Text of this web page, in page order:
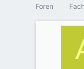
t
e
Foren